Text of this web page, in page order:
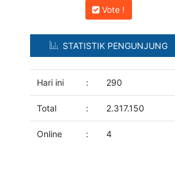
Vote !
STATISTIK PENGUNJUNG
Hari ini : 290
Total : 2.317.150
Online : 4